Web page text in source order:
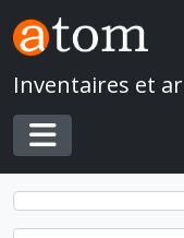
Skip to main content
Inventaires et
Toggle